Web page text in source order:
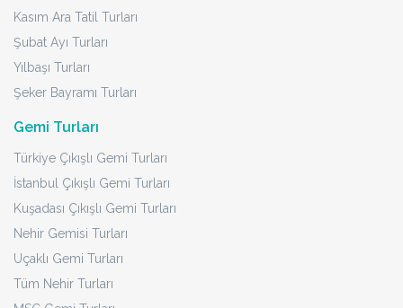
Kasım Ara Tatil Turları
Şubat Ayı Turları
Yılbaşı Turları
Şeker Bayramı Turları
Gemi Turları
Türkiye Çıkışlı Gemi Turları
İstanbul Çıkışlı Gemi Turları
Kuşadası Çıkışlı Gemi Turları
Nehir Gemisi Turları
Uçaklı Gemi Turları
Tüm Nehir Turları